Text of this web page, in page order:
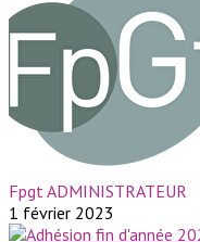
Fpgt ADMINISTRATEUR
1 février 2023